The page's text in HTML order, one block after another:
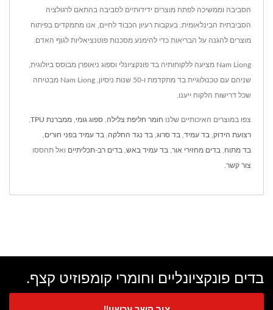
הסביבה וממשיכה לפתח מוצרים ידידותיים לסביבה בהתאם לרגולציה
הסביבתית הבינלאומית. בעקבות רעיון הכבוד לחיים, אנו מתמקדים בפיתוח
מוצרים להגנה על הבריאות כדי להימנע מסכנות פוטנציאליות לגוף האדם.
Nam Liong מציעה ללקוחותיה בד פונקציונלי וספוג ניאופרן מבוסס ביולוגית,
שניהם עם טכנולוגיית בד מתקדמת ו-50 שנות ניסיון, Nam Liong מבטיחה
שכל דרישות הלקוח ייענו.
צפו במוצרים האיכותיים שלנו חומר חליפת צלילה ספוג גומי ממברנת TPU
רצועת הידוק בד עמיד בד סרוג בד נגד החלקה בד עמיד בפני חורים
בד מתוח בדים מחזירי אור בד עמיד באש בדים רב-תכליתיים ואל תהססו
צור קשר
בדים פונקציונליים וחומרי קומפוזיט קצף.